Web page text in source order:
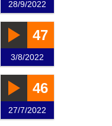
28/9/2022
47
3/8/2022
46
27/7/2022